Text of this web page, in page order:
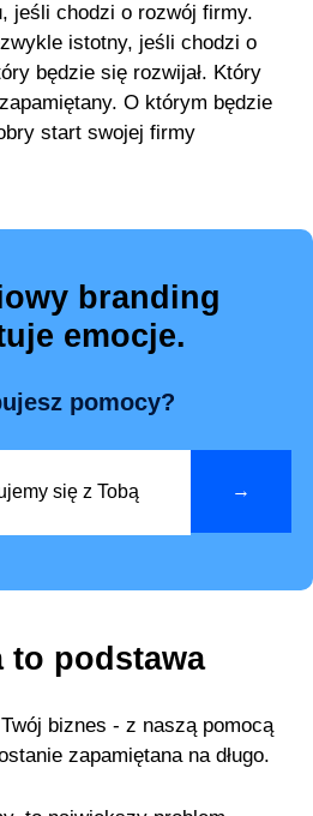
jeśli chodzi o rozwój firmy.
istotny, jeśli chodzi o
będzie się rozwijał. Który
O którym będzie
start swojej firmy
branding
emocje.
pomocy?
to podstawa
biznes - z naszą pomocą
zapamiętana na długo.